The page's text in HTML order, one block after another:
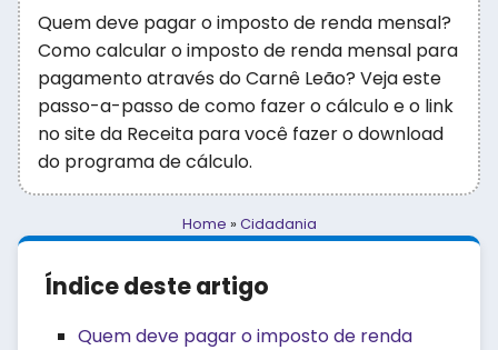
Quem deve pagar o imposto de renda mensal?
Como calcular o imposto de renda mensal para
pagamento através do Carnê Leão? Veja este
passo-a-passo de como fazer o cálculo e o link
no site da Receita para você fazer o download
do programa de cálculo.
Home » Cidadania
Índice deste artigo
Quem deve pagar o imposto de renda